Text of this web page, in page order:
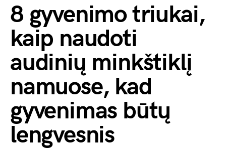
8 gyvenimo triukai,
kaip naudoti
audinių minkštiklį
namuose, kad
gyvenimas būtų
lengvesnis